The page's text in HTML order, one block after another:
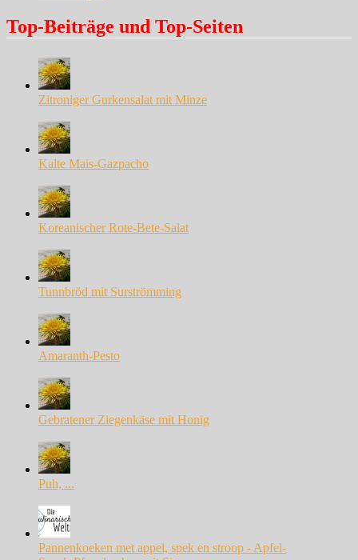
Top-Beiträge und Top-Seiten
Zitroniger Gurkensalat mit Minze
Kalte Mais-Gazpacho
Koreanischer Rote-Bete-Salat
Tunnbröd mit Surströmming
Amaranth-Pesto
Gebratener Ziegenkäse mit Honig
Puh, ...
Pannenkoeken met appel, spek en stroop - Apfel-